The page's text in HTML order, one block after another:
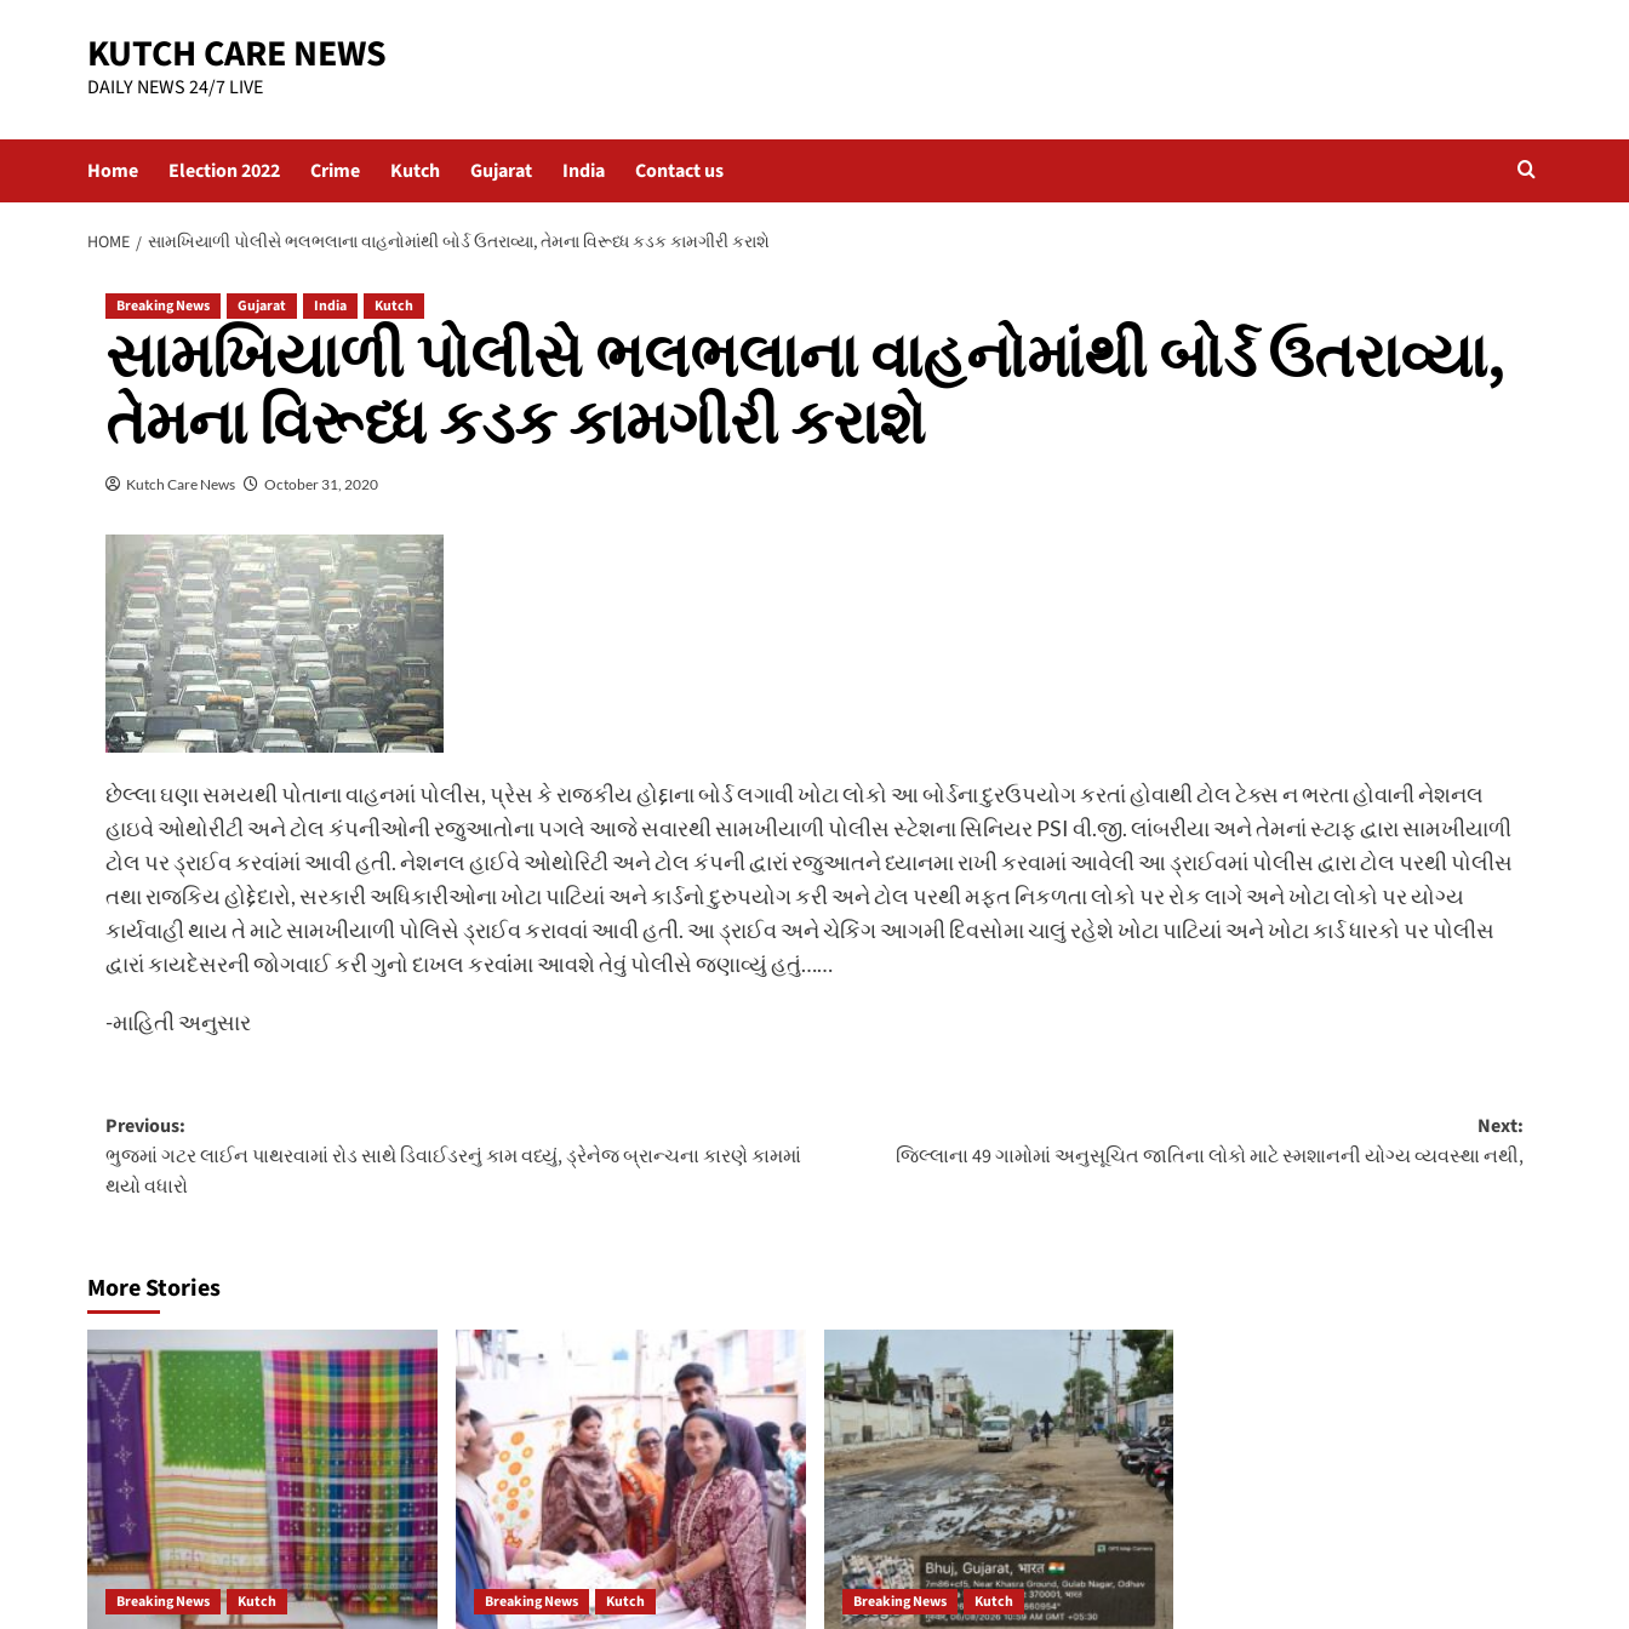
KUTCH CARE NEWS
DAILY NEWS 24/7 LIVE
Home Election 2022 Crime Kutch Gujarat India Contact us
HOME સામખિયાળી પોલીસે ભલભલાના વાહનોમાંથી બોર્ડ ઉતરાવ્યા, તેમના વિરૂધ્ધ કડક કામગીરી કરાશે
Breaking News Gujarat India Kutch
સામખિયાળી પોલીસે ભલભલાના વાહનોમાંથી બોર્ડ ઉતરાવ્યા,
તેમના વિરૂધ્ધ કડક કામગીરી કરાશે
Kutch Care News October 31, 2020
છેલ્લા ઘણા સમયથી પોતાના વાહનમાં પોલીસ, પ્રેસ કે રાજકીય હોદ્દાના બોર્ડ લગાવી ખોટા લોકો આ બોર્ડના દુરઉપયોગ કરતાં હોવાથી ટોલ ટેક્સ ન ભરતા હોવાની નેશનલ
હાઇવે ઓથોરીટી અને ટોલ કંપનીઓની રજુઆતોના પગલે આજે સવારથી સામખીયાળી પોલીસ સ્ટેશના સિનિયર PSI વી.જી. લાંબરીયા અને તેમનાં સ્ટાફ દ્વારા સામખીયાળી
ટોલ પર ડ્રાઈવ કરવાંમાં આવી હતી. નેશનલ હાઈવે ઓથોરિટી અને ટોલ કંપની દ્વારાં રજુઆતને ધ્યાનમા રાખી કરવામાં આવેલી આ ડ્રાઈવમાં પોલીસ દ્વારા ટોલ પરથી પોલીસ
તથા રાજકિય હોદ્દેદારો, સરકારી અધિકારીઓના ખોટા પાટિયાં અને કાર્ડનો દુરુપયોગ કરી અને ટોલ પરથી મફત નિકળતા લોકો પર રોક લાગે અને ખોટા લોકો પર યોગ્ય
કાર્યવાહી થાય તે માટે સામખીયાળી પોલિસે ડ્રાઈવ કરાવવાં આવી હતી. આ ડ્રાઈવ અને ચેકિંગ આગમી દિવસોમા ચાલું રહેશે ખોટા પાટિયાં અને ખોટા કાર્ડ ધારકો પર પોલીસ
દ્વારાં કાયદેસરની જોગવાઈ કરી ગુનો દાખલ કરવાંંમા આવશે તેવું પોલીસે જણાવ્યું હતું……
-માહિતી અનુસાર
Post
navigation
Previous:
ભુજમાં ગટર લાઈન પાથરવામાં રોડ સાથે ડિવાઈડરનું કામ વધ્યું, ડ્રેનેજ બ્રાન્ચના કારણે કામમાં
થયો વધારો
Next:
જિલ્લાના 49 ગામોમાં અનુસૂચિત જાતિના લોકો માટે સ્મશાનની યોગ્ય વ્યવસ્થા નથી,
More Stories
Breaking News Kutch Breaking News Kutch Breaking News Kutch